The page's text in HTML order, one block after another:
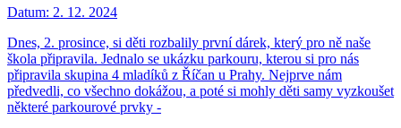
Datum: 2. 12. 2024
Dnes, 2. prosince, si děti rozbalily první dárek, který pro ně naše
škola připravila. Jednalo se ukázku parkouru, kterou si pro nás
připravila skupina 4 mladíků z Říčan u Prahy. Nejprve nám
předvedli, co všechno dokážou, a poté si mohly děti samy vyzkoušet
některé parkourové prvky -